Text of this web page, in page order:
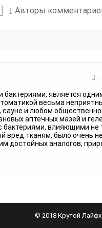
1 Авторы
является
весьма
и любом
аптечных мазей и
бактериями, влияющими
вред тканям, было очень
достойных аналогов,
© 2018 Крутой